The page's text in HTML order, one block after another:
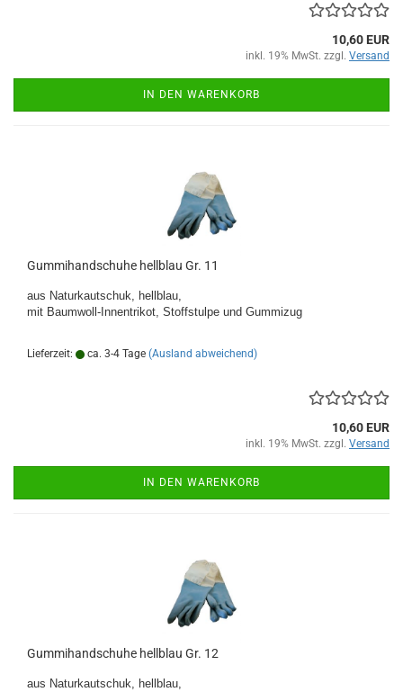
10,60 EUR
inkl. 19% MwSt. zzgl. Versand
IN DEN WARENKORB
Gummihandschuhe hellblau Gr. 11
aus Naturkautschuk, hellblau,
mit Baumwoll-Innentrikot, Stoffstulpe und Gummizug
Lieferzeit: ca. 3-4 Tage (Ausland abweichend)
10,60 EUR
inkl. 19% MwSt. zzgl. Versand
IN DEN WARENKORB
Gummihandschuhe hellblau Gr. 12
aus Naturkautschuk, hellblau,